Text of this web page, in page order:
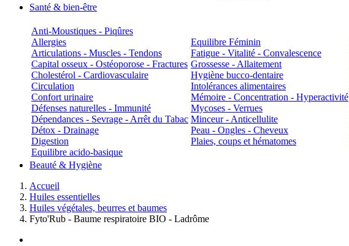
Santé & bien-être
Anti-Moustiques - Piqûres
Allergies
Articulations - Muscles - Tendons
Capital osseux - Ostéoporose - Fractures
Cholestérol - Cardiovasculaire
Circulation
Confort urinaire
Défenses naturelles - Immunité
Dépendances - Sevrage - Arrêt du Tabac
Détox - Drainage
Digestion
Equilibre acido-basique
Equilibre Féminin
Fatigue - Vitalité - Convalescence
Grossesse - Allaitement
Hygiène bucco-dentaire
Intolérances alimentaires
Mémoire - Concentration - Hyperactivité
Mycoses - Verrues
Minceur - Anticellulite
Peau - Ongles - Cheveux
Plaies, coups et hématomes
Beauté & Hygiène
Accueil
Huiles essentielles
Huiles végétales, beurres et baumes
Fyto'Rub - Baume respiratoire BIO - Ladrôme